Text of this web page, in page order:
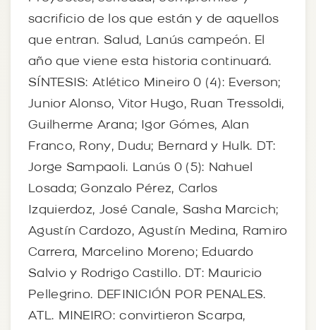
sacrificio de los que están y de aquellos
que entran. Salud, Lanús campeón. El
año que viene esta historia continuará.
SÍNTESIS: Atlético Mineiro 0 (4): Everson;
Junior Alonso, Vitor Hugo, Ruan Tressoldi,
Guilherme Arana; Igor Gómes, Alan
Franco, Rony, Dudu; Bernard y Hulk. DT:
Jorge Sampaoli. Lanús 0 (5): Nahuel
Losada; Gonzalo Pérez, Carlos
Izquierdoz, José Canale, Sasha Marcich;
Agustín Cardozo, Agustín Medina, Ramiro
Carrera, Marcelino Moreno; Eduardo
Salvio y Rodrigo Castillo. DT: Mauricio
Pellegrino. DEFINICIÓN POR PENALES.
ATL. MINEIRO: convirtieron Scarpa,